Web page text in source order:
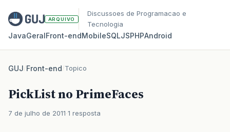
ARQUIVO
Discussoes de Programacao e
Tecnologia
JavaGeralFront‑endMobileSQLJSPHPAndroid
GUJ/Front-end/Topico
PickList no PrimeFaces
7 de julho de 2011 1 resposta